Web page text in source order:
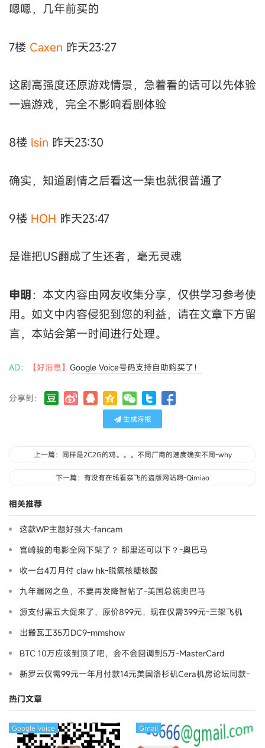
嗯嗯，几年前买的
7楼 Caxen 昨天23:27
这剧高强度还原游戏情景，急着看的话可以先体验
一遍游戏，完全不影响看剧体验
8楼 lsin 昨天23:30
确实，知道剧情之后看这一集也就很普通了
9楼 HOH 昨天23:47
是谁把US翻成了生还者，毫无灵魂
申明：本文内容由网友收集分享，仅供学习参考使
用。如文中内容侵犯到您的利益，请在文章下方留
言，本站会第一时间进行处理。
AD： 【好消息】 Google Voice号码支持自助购买了！
分享到：
生成海报
上一篇：同样是2C2G的鸡。。。不同厂商的速度确实不同-why
下一篇：有没有在线看奈飞的盗版网站啊-Qimiao
相关推荐
这款WP主题好强大-fancam
宫崎骏的电影全网下架了？ 那里还可以下？-奧巴马
收一台4刀月付 claw hk-脱氧核糖核酸
九年漏网之鱼，不要再发降智帖了-美国总统奥巴马
源支付黑五大促来了，原价899元，现在仅需399元-三架飞机
出搬瓦工35刀DC9-mmshow
BTC 10万应该到顶了吧，会不会回调到5万-MasterCard
新罗云仅需99元一年月付款14元美国洛杉矶Cera机房论坛同款-
热门文章
Google Voice Gmail